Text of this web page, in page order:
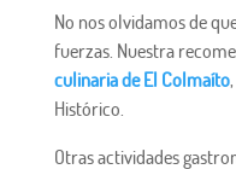
No nos olvidamos de
fuerzas. Nuestra
culinaria de El Colmaíto
Histórico.
Otras actividades